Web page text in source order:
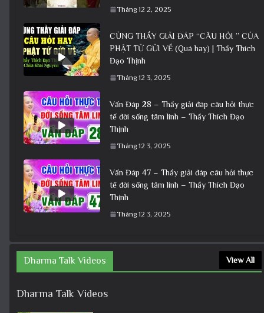
Tháng 12 2, 2025
CÙNG THẦY GIẢI ĐÁP “CÂU HỎI ” CỦA
PHẬT TỬ GỬI VỀ (Quá hay) | Thầy Thích
Đạo Thịnh
Tháng 12 3, 2025
Vấn Đáp 28 – Thầy giải đáp câu hỏi thực
tế đời sống tâm linh – Thầy Thích Đạo
Thịnh
Tháng 12 3, 2025
Vấn Đáp 47 – Thầy giải đáp câu hỏi thực
tế đời sống tâm linh – Thầy Thích Đạo
Thịnh
Tháng 12 3, 2025
Dharma Talk Videos View All
Dharma Talk Videos